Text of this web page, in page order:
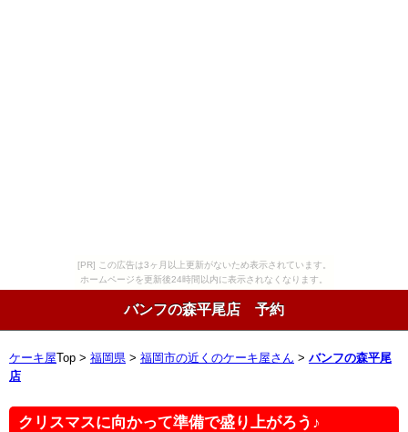
[PR] この広告は3ヶ月以上更新がないため表示されています。
ホームページを更新後24時間以内に表示されなくなります。
バンフの森平尾店 予約
ケーキ屋 Top > 福岡県 > 福岡市の近くのケーキ屋さん > バンフの森平尾
店
クリスマスに向かって準備で盛り上がろう♪